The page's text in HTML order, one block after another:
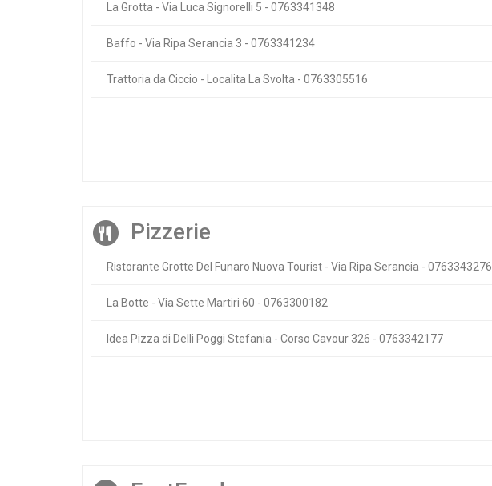
La Grotta - Via Luca Signorelli 5 - 0763341348
Baffo - Via Ripa Serancia 3 - 0763341234
Trattoria da Ciccio - Localita La Svolta - 0763305516
Pizzerie
Ristorante Grotte Del Funaro Nuova Tourist - Via Ripa Serancia - 0763343276
La Botte - Via Sette Martiri 60 - 0763300182
Idea Pizza di Delli Poggi Stefania - Corso Cavour 326 - 0763342177